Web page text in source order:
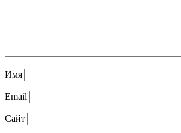
Имя
Email
Сайт